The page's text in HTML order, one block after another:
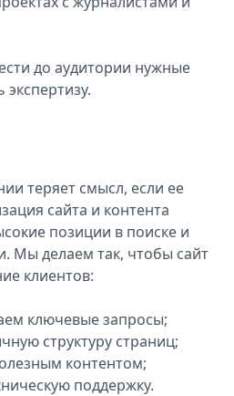
до аудитории нужные
теряет смысл, если ее
сайта и контента
позиции в поиске и
Мы делаем так, чтобы сайт
клиентов:
ключевые запросы;
структуру страниц;
контентом;
поддержку.